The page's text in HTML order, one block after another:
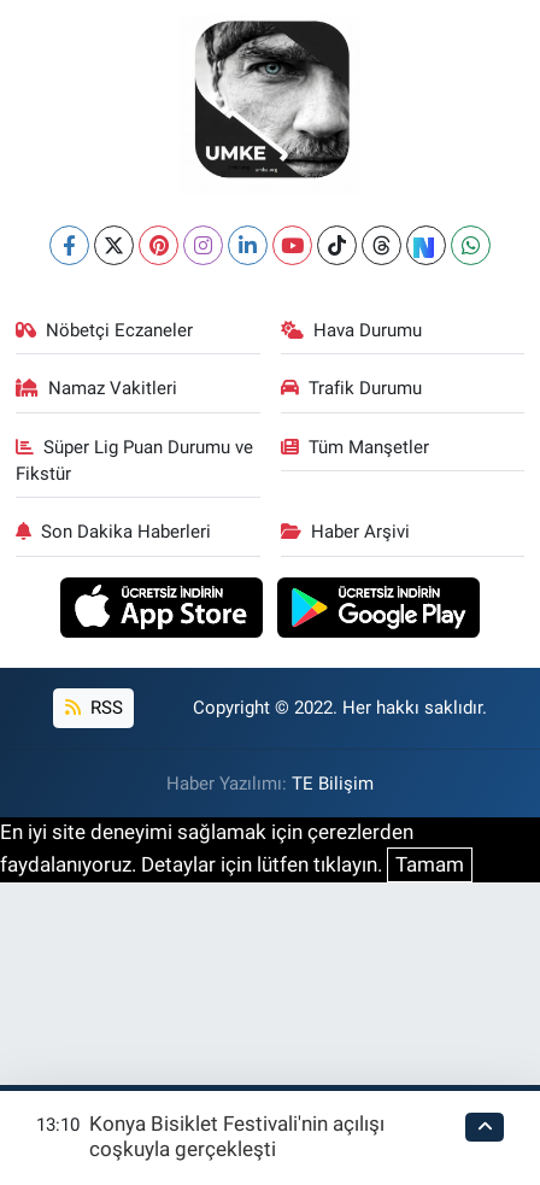
Nöbetçi Eczaneler Hava Durumu
Namaz Vakitleri Trafik Durumu
Süper Lig Puan Durumu ve
Fikstür
Tüm Manşetler
Son Dakika Haberleri Haber Arşivi
RSS Copyright © 2022. Her hakkı saklıdır.
Haber Yazılımı: TE Bilişim
En iyi site deneyimi sağlamak için çerezlerden
faydalanıyoruz. Detaylar için lütfen tıklayın. Tamam
13:10 Konya Bisiklet Festivali'nin açılışı
coşkuyla gerçekleşti